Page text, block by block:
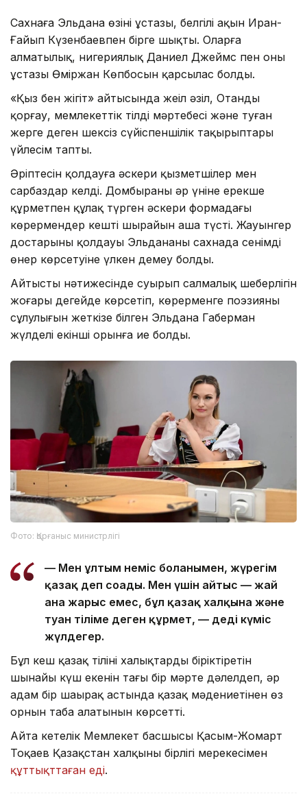
Сахнаға Эльдана өзінің ұстазы, белгілі ақын Иран-
Ғайып Күзенбаевпен бірге шықты. Оларға
алматылық, нигериялық Даниел Джеймс пен оның
ұстазы Өміржан Көпбосын қарсылас болды.
«Қыз бен жігіт» айтысында жеңіл әзіл, Отанды
қорғау, мемлекеттік тілдің мәртебесі және туған
жерге деген шексіз сүйіспеншілік тақырыптары
үйлесім тапты.
Әріптесін қолдауға әскери қызметшілер мен
сарбаздар келді. Домбыраның әр үніне ерекше
құрметпен құлақ түрген әскери формадағы
көрермендер кештің шырайын аша түсті. Жауынгер
достарының қолдауы Эльдананың сахнада сенімді
өнер көрсетуіне үлкен демеу болды.
Айтыстың нәтижесінде суырып салмалық шеберлігін
жоғары деңгейде көрсетіп, көрерменге поэзияның
сұлулығын жеткізе білген Эльдана Габерман
жүлделі екінші орынға ие болды.
Фото: Қорғаныс министрлігі
— Мен ұлтым неміс болғанымен, жүрегім
қазақ деп соғады. Мен үшін айтыс — жай
ғана жарыс емес, бұл қазақ халқына және
туған тілімe деген құрмет, — деді күміс
жүлдегер.
Бұл кеш қазақ тілінің халықтарды біріктіретін
шынайы күш екенін тағы бір мәрте дәлелдеп, әр
адам бір шаңырақ астында қазақ мәдениетінен өз
орнын таба алатынын көрсетті.
Айта кетелік Мемлекет басшысы Қасым-Жомарт
Тоқаев Қазақстан халқының бірлігі мерекесімен
құттықттаған еді.